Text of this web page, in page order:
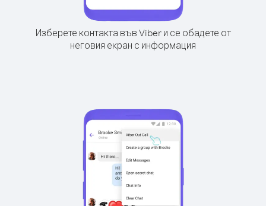
Изберете контакта във Viber и се обадете от
неговия екран с информация